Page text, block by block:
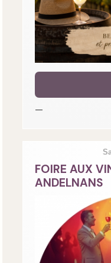
—
FOIRE AUX
ANDELNANS